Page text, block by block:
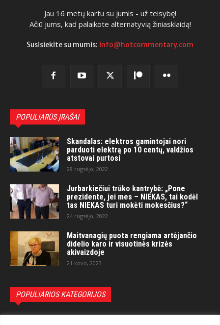
Jau 16 metų kartu su jumis - už teisybę!
Ačiū jums, kad palaikote alternatyvią žiniasklaidą!
Susisiekite su mumis: info@hotcommentary.com
POPULIARŪS ĮRAŠAI
Skandalas: elektros gamintojai nori
parduoti elektrą po 10 centų, valdžios
atstovai purtosi
28 rugsėjo, 2022
Jurbarkiečiui trūko kantrybė: „Pone
prezidente, jei mes – NIEKAS, tai kodėl
tas NIEKAS turi mokėti mokesčius?“
24 rugsėjo, 2022
Maitvanagių puota rengiama artėjančio
didelio karo ir visuotinės krizės
akivaizdoje
21 kovo, 2023
POPULIARIOS KATEGORIJOS